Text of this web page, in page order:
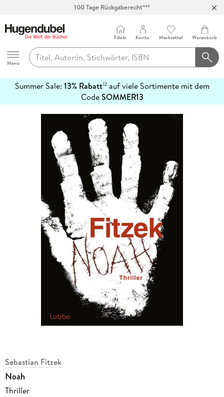
100 Tage Rückgaberecht***
Hugendubel
Menu
Filiale Konto Merkzettel Warenkorb
Summer Sale: 13% Rabatt12auf viele Sortimente mit dem
CodeSOMMER13
erfahren
Sebastian Fitzek
Noah
Thriller